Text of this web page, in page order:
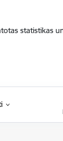
statistikas